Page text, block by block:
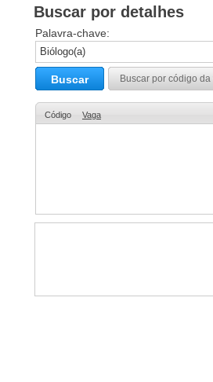
Buscar por detalhes
Palavra-chave:
Buscar Buscar por código da
Código Vaga